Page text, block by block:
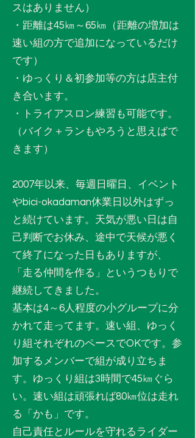
スはありません）
・距離は45㎞～65㎞（距離の増加は
速い組の方で追加になっているだけ
です）
・ゆっくり＆初参加等の方は店主付
き合います。
・トライアスロン練習も可能です。
（バイク＋ランもやろうと思えばで
きます）
2007年以来、毎週日曜日、イベント
やbici-okadaman休業日以外はずっ
と続けています。天気が悪い日は自
己判断でお休み、途中で天候が悪く
て終了になった日もありますが、
「走る仲間を作る」というつもりで
継続してきました。
基本は4～6人程度の小グループに分
かれて走ってます。速い組、ゆっく
り組それぞれのペースでOKです。参
加するメンバーで組が成り立ちま
す。ゆっくり組は3時間で45㎞ぐら
い。速い組は頑張れば80㎞位は走れ
る「かも」です。
​自己責任とルールを守れるライダー